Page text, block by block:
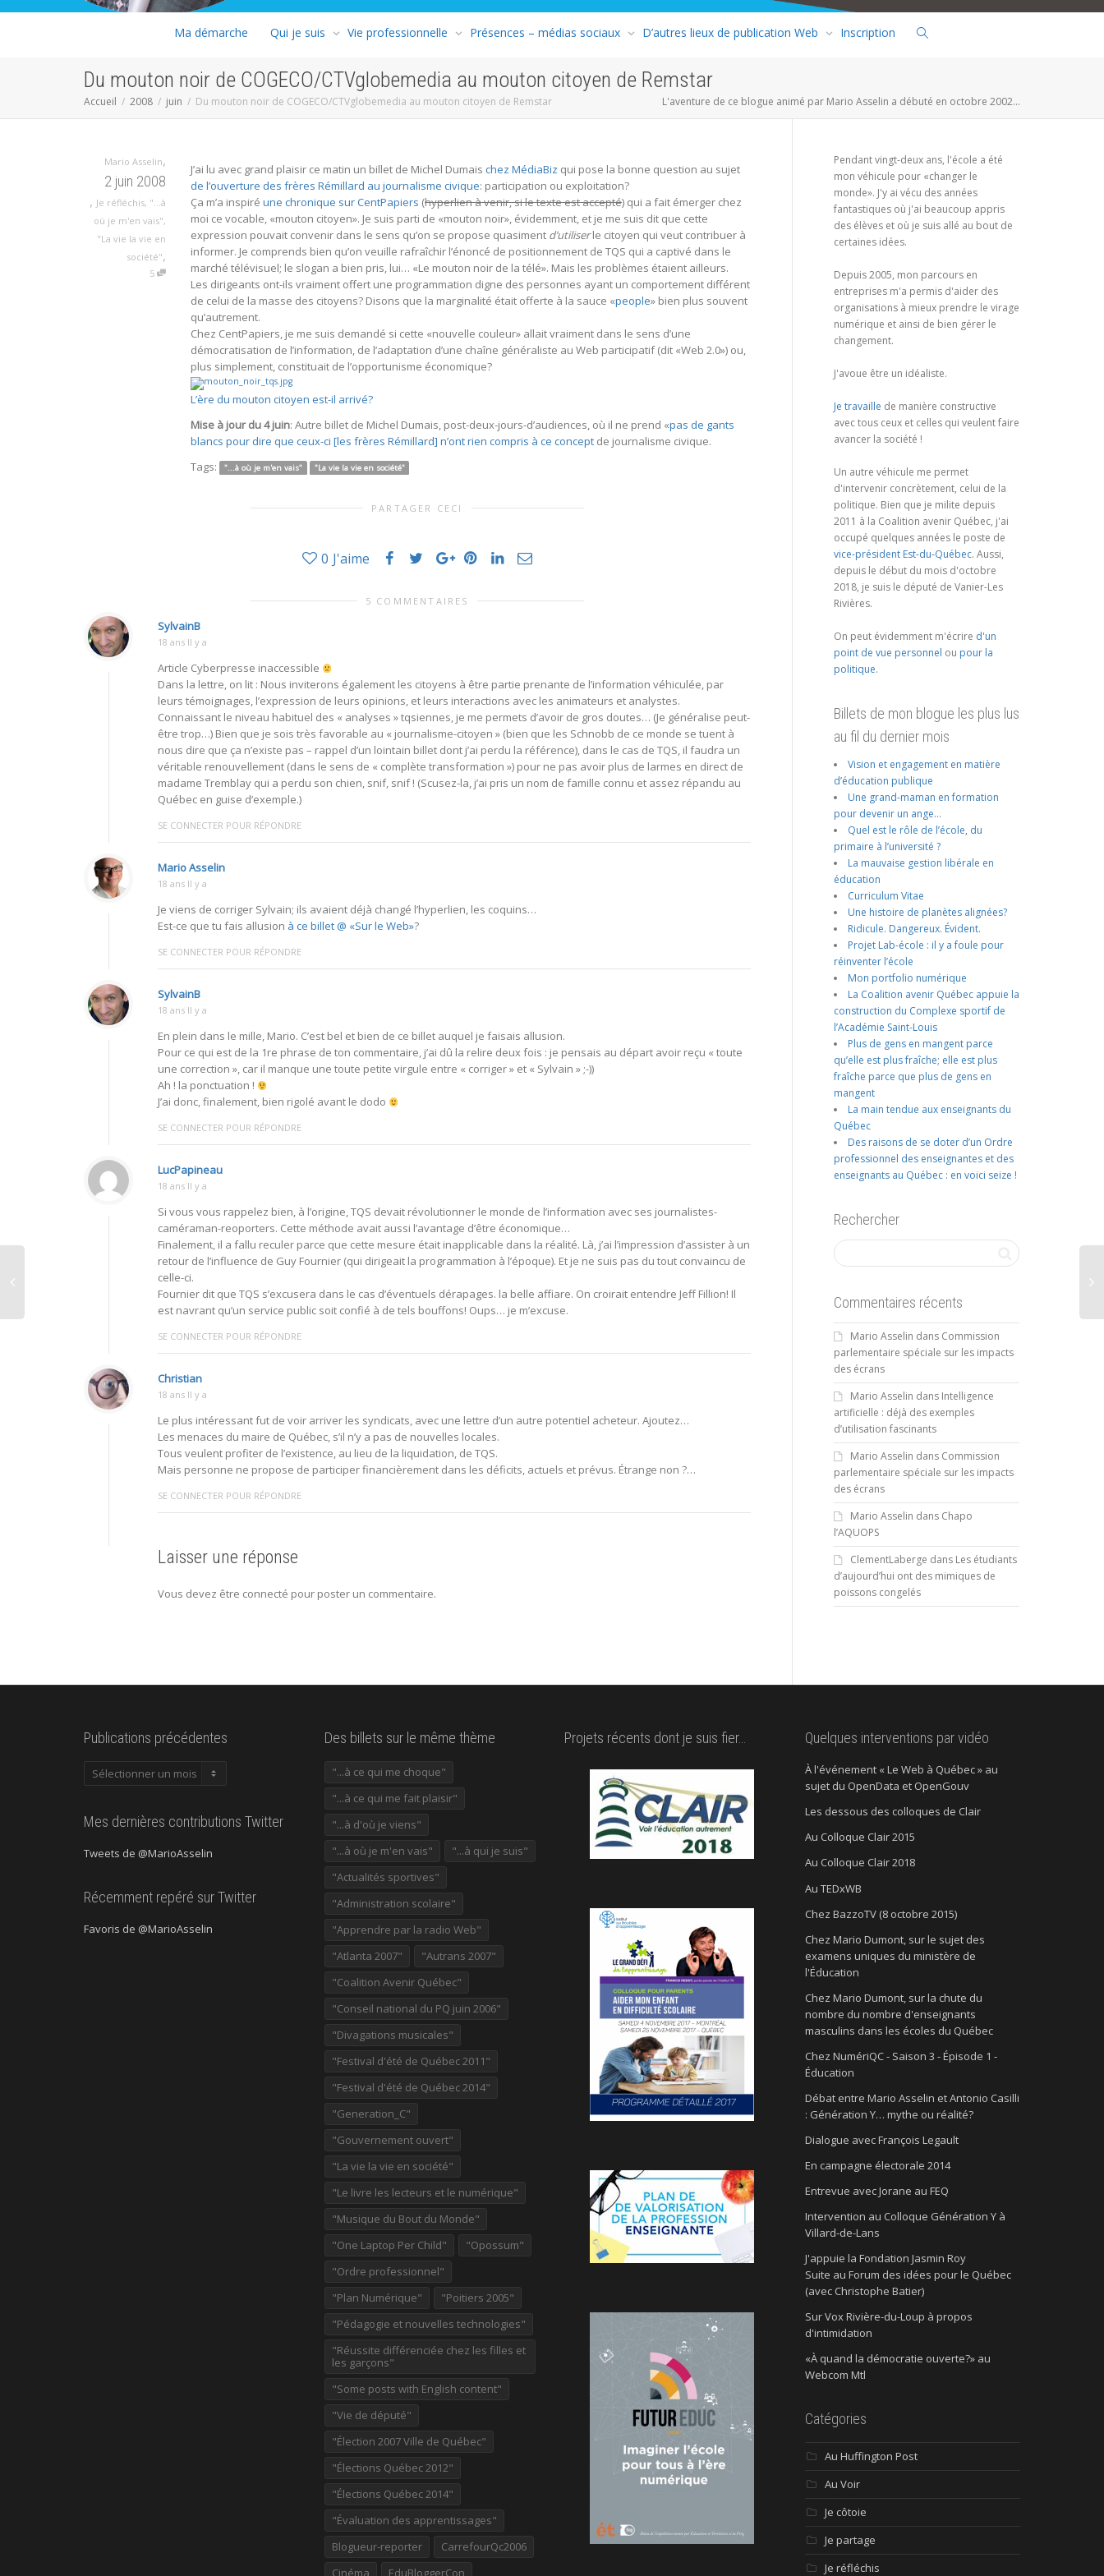
Ma démarche Qui je suis Vie professionnelle Présences – médias sociaux D’autres lieux de publication Web Inscription
Du mouton noir de COGECO/CTVglobemedia au mouton citoyen de Remstar
Accueil 2008 juin Du mouton noir de COGECO/CTVglobemedia au mouton citoyen de Remstar L'aventure de ce blogue animé par Mario Asselin a débuté en octobre 2002...
Mario Asselin,
2 juin 2008
, Je réfléchis, "...à
où je m'en vais",
"La vie la vie en
société",
5
J’ai lu avec grand plaisir ce matin un billet de Michel Dumais chez MédiaBiz qui pose la bonne question au sujet
de l’ouverture des frères Rémillard au journalisme civique: participation ou exploitation?
Ça m’a inspiré une chronique sur CentPapiers (hyperlien à venir, si le texte est accepté) qui a fait émerger chez
moi ce vocable, «mouton citoyen». Je suis parti de «mouton noir», évidemment, et je me suis dit que cette
expression pouvait convenir dans le sens qu’on se propose quasiment d’utiliserle citoyen qui veut contribuer à
informer. Je comprends bien qu’on veuille rafraîchir l’énoncé de positionnement de TQS qui a captivé dans le
marché télévisuel; le slogan a bien pris, lui… «Le mouton noir de la télé». Mais les problèmes étaient ailleurs.
Les dirigeants ont-ils vraiment offert une programmation digne des personnes ayant un comportement différent
de celui de la masse des citoyens? Disons que la marginalité était offerte à la sauce «people» bien plus souvent
qu’autrement.
Chez CentPapiers, je me suis demandé si cette «nouvelle couleur» allait vraiment dans le sens d’une
démocratisation de l’information, de l’adaptation d’une chaîne généraliste au Web participatif (dit «Web 2.0») ou,
plus simplement, constituait de l’opportunisme économique?
L’ère du mouton citoyen est-il arrivé?
Mise à jour du 4 juin: Autre billet de Michel Dumais, post-deux-jours-d’audiences, où il ne prend «pas de gants
blancs pour dire que ceux-ci [les frères Rémillard] n’ont rien compris à ce concept de journalisme civique.
Tags:
"...à où je m'en vais" "La vie la vie en société"
PARTAGER CECI
0 J'aime
5 COMMENTAIRES
SylvainB
18 ans Il y a
Article Cyberpresse inaccessible
Dans la lettre, on lit : Nous inviterons également les citoyens à être partie prenante de l’information véhiculée, par
leurs témoignages, l’expression de leurs opinions, et leurs interactions avec les animateurs et analystes.
Connaissant le niveau habituel des « analyses » tqsiennes, je me permets d’avoir de gros doutes… (Je généralise peut-
être trop…) Bien que je sois très favorable au « journalisme-citoyen » (bien que les Schnobb de ce monde se tuent à
nous dire que ça n’existe pas – rappel d’un lointain billet dont j’ai perdu la référence), dans le cas de TQS, il faudra un
véritable renouvellement (dans le sens de « complète transformation ») pour ne pas avoir plus de larmes en direct de
madame Tremblay qui a perdu son chien, snif, snif ! (Scusez-la, j’ai pris un nom de famille connu et assez répandu au
Québec en guise d’exemple.)
SE CONNECTER POUR RÉPONDRE
Mario Asselin
18 ans Il y a
Je viens de corriger Sylvain; ils avaient déjà changé l’hyperlien, les coquins…
Est-ce que tu fais allusion à ce billet @ «Sur le Web»?
SE CONNECTER POUR RÉPONDRE
SylvainB
18 ans Il y a
En plein dans le mille, Mario. C’est bel et bien de ce billet auquel je faisais allusion.
Pour ce qui est de la 1re phrase de ton commentaire, j’ai dû la relire deux fois : je pensais au départ avoir reçu « toute
une correction », car il manque une toute petite virgule entre « corriger » et « Sylvain » ;-))
Ah ! la ponctuation !
J’ai donc, finalement, bien rigolé avant le dodo
SE CONNECTER POUR RÉPONDRE
LucPapineau
18 ans Il y a
Si vous vous rappelez bien, à l’origine, TQS devait révolutionner le monde de l’information avec ses journalistes-
caméraman-reoporters. Cette méthode avait aussi l’avantage d’être économique…
Finalement, il a fallu reculer parce que cette mesure était inapplicable dans la réalité. Là, j’ai l’impression d’assister à un
retour de l’influence de Guy Fournier (qui dirigeait la programmation à l’époque). Et je ne suis pas du tout convaincu de
celle-ci.
Fournier dit que TQS s’excusera dans le cas d’éventuels dérapages. la belle affiare. On croirait entendre Jeff Fillion! Il
est navrant qu’un service public soit confié à de tels bouffons! Oups… je m’excuse.
SE CONNECTER POUR RÉPONDRE
Christian
18 ans Il y a
Le plus intéressant fut de voir arriver les syndicats, avec une lettre d’un autre potentiel acheteur. Ajoutez…
Les menaces du maire de Québec, s’il n’y a pas de nouvelles locales.
Tous veulent profiter de l’existence, au lieu de la liquidation, de TQS.
Mais personne ne propose de participer financièrement dans les déficits, actuels et prévus. Étrange non ?…
SE CONNECTER POUR RÉPONDRE
Laisser une réponse
Vous devez être connecté pour poster un commentaire.
Pendant vingt-deux ans, l'école a été
mon véhicule pour «changer le
monde». J'y ai vécu des années
fantastiques où j'ai beaucoup appris
des élèves et où je suis allé au bout de
certaines idées.
Depuis 2005, mon parcours en
entreprises m'a permis d'aider des
organisations à mieux prendre le virage
numérique et ainsi de bien gérer le
changement.
J'avoue être un idéaliste.
Je travaille de manière constructive
avec tous ceux et celles qui veulent faire
avancer la société !
Un autre véhicule me permet
d'intervenir concrètement, celui de la
politique. Bien que je milite depuis
2011 à la Coalition avenir Québec, j'ai
occupé quelques années le poste de
vice-président Est-du-Québec. Aussi,
depuis le début du mois d'octobre
2018, je suis le député de Vanier-Les
Rivières.
On peut évidemment m'écrire d'un
point de vue personnel ou pour la
politique.
Billets de mon blogue les plus lus
au fil du dernier mois
Vision et engagement en matière
d’éducation publique
Une grand-maman en formation
pour devenir un ange…
Quel est le rôle de l’école, du
primaire à l’université ?
La mauvaise gestion libérale en
éducation
Curriculum Vitae
Une histoire de planètes alignées?
Ridicule. Dangereux. Évident.
Projet Lab-école : il y a foule pour
réinventer l’école
Mon portfolio numérique
La Coalition avenir Québec appuie la
construction du Complexe sportif de
l’Académie Saint-Louis
Plus de gens en mangent parce
qu’elle est plus fraîche; elle est plus
fraîche parce que plus de gens en
mangent
La main tendue aux enseignants du
Québec
Des raisons de se doter d’un Ordre
professionnel des enseignantes et des
enseignants au Québec : en voici seize !
Rechercher
Commentaires récents
Mario Asselin dans Commission
parlementaire spéciale sur les impacts
des écrans
Mario Asselin dans Intelligence
artificielle : déjà des exemples
d’utilisation fascinants
Mario Asselin dans Commission
parlementaire spéciale sur les impacts
des écrans
Mario Asselin dans Chapo
l’AQUOPS
ClementLaberge dans Les étudiants
d’aujourd’hui ont des mimiques de
poissons congelés
Publications précédentes
Publications
Mes dernières contributions Twitter
Tweets de @MarioAsselin
Récemment repéré sur Twitter
Favoris de @MarioAsselin
Des billets sur le même thème
"...à ce qui me choque"
"...à ce qui me fait plaisir"
"...à d'où je viens"
"...à où je m'en vais"
"...à qui je suis"
"Actualités sportives"
"Administration scolaire"
"Apprendre par la radio Web"
"Atlanta 2007"
"Autrans 2007"
"Coalition Avenir Québec"
"Conseil national du PQ juin 2006"
"Divagations musicales"
"Festival d'été de Québec 2011"
"Festival d'été de Québec 2014"
"Generation_C"
"Gouvernement ouvert"
"La vie la vie en société"
"Le livre les lecteurs et le numérique"
"Musique du Bout du Monde"
"One Laptop Per Child"
"Opossum"
"Ordre professionnel"
"Plan Numérique"
"Poitiers 2005"
"Pédagogie et nouvelles technologies"
"Réussite différenciée chez les filles et
les garçons"
"Some posts with English content"
"Vie de député"
"Élection 2007 Ville de Québec"
"Élections Québec 2012"
"Élections Québec 2014"
"Évaluation des apprentissages"
Blogueur-reporter
CarrefourQc2006
Cinéma
EduBloggerCon
Projets récents dont je suis fier… Quelques interventions par vidéo
À l'événement « Le Web à Québec » au
sujet du OpenData et OpenGouv
Les dessous des colloques de Clair
Au Colloque Clair 2015
Au Colloque Clair 2018
Au TEDxWB
Chez BazzoTV (8 octobre 2015)
Chez Mario Dumont, sur le sujet des
examens uniques du ministère de
l'Éducation
Chez Mario Dumont, sur la chute du
nombre du nombre d'enseignants
masculins dans les écoles du Québec
Chez NumériQC - Saison 3 - Épisode 1 -
Éducation
Débat entre Mario Asselin et Antonio Casilli
: Génération Y… mythe ou réalité?
Dialogue avec François Legault
En campagne électorale 2014
Entrevue avec Jorane au FEQ
Intervention au Colloque Génération Y à
Villard-de-Lans
J'appuie la Fondation Jasmin Roy
Suite au Forum des idées pour le Québec
(avec Christophe Batier)
Sur Vox Rivière-du-Loup à propos
d'intimidation
«À quand la démocratie ouverte?» au
Webcom Mtl
Catégories
Au Huffington Post
Au Voir
Je côtoie
Je partage
Je réfléchis